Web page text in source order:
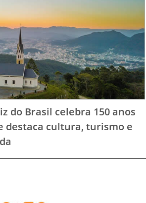
do Brasil celebra 150 anos
destaca cultura, turismo e